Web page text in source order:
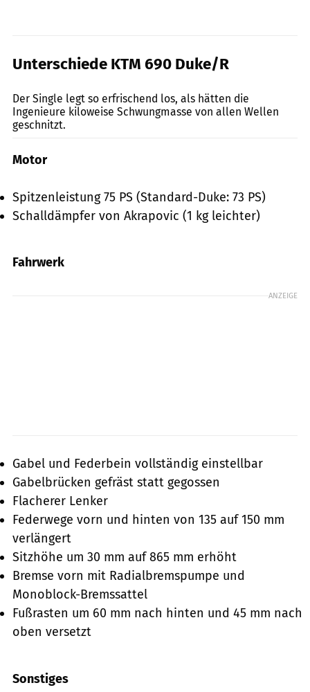
Unterschiede KTM 690 Duke/R
Der Single legt so erfrischend los, als hätten die
Ingenieure kiloweise Schwungmasse von allen Wellen
geschnitzt.
Motor
Spitzenleistung 75 PS (Standard-Duke: 73 PS)
Schalldämpfer von Akrapovic (1 kg leichter)
Fahrwerk
ANZEIGE
Gabel und Federbein vollständig einstellbar
Gabelbrücken gefräst statt gegossen
Flacherer Lenker
Federwege vorn und hinten von 135 auf 150 mm
verlängert
Sitzhöhe um 30 mm auf 865 mm erhöht
Bremse vorn mit Radialbremspumpe und
Monoblock-Bremssattel
Fußrasten um 60 mm nach hinten und 45 mm nach
oben versetzt
Sonstiges